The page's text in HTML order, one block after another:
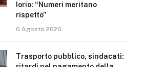
Iorio: “Numeri meritano
rispetto”
6 Agosto 2026
Trasporto pubblico, sindacati: